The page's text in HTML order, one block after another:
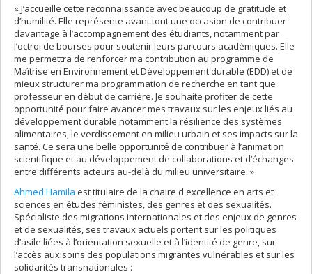
« J’accueille cette reconnaissance avec beaucoup de gratitude et
d’humilité. Elle représente avant tout une occasion de contribuer
davantage à l’accompagnement des étudiants, notamment par
l’octroi de bourses pour soutenir leurs parcours académiques. Elle
me permettra de renforcer ma contribution au programme de
Maîtrise en Environnement et Développement durable (EDD) et de
mieux structurer ma programmation de recherche en tant que
professeur en début de carrière. Je souhaite profiter de cette
opportunité pour faire avancer mes travaux sur les enjeux liés au
développement durable notamment la résilience des systèmes
alimentaires, le verdissement en milieu urbain et ses impacts sur la
santé. Ce sera une belle opportunité de contribuer à l’animation
scientifique et au développement de collaborations et d’échanges
entre différents acteurs au-delà du milieu universitaire. »
Ahmed Hamila est titulaire de la chaire d'excellence en arts et
sciences en études féministes, des genres et des sexualités.
Spécialiste des migrations internationales et des enjeux de genres
et de sexualités, ses travaux actuels portent sur les politiques
d’asile liées à l’orientation sexuelle et à l’identité de genre, sur
l’accès aux soins des populations migrantes vulnérables et sur les
solidarités transnationales :